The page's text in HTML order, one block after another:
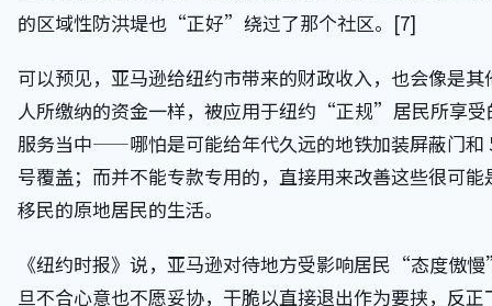
的区域性防洪堤也“正好”绕过了那个社区。[7]
可以预见，亚马逊给纽约市带来的财政收入，也会像是其
人所缴纳的资金一样，被应用于纽约“正规”居民所享受
服务当中——哪怕是可能给年代久远的地铁加装屏蔽门和
号覆盖；而并不能专款专用的，直接用来改善这些很可能
移民的原地居民的生活。
《纽约时报》说，亚马逊对待地方受影响居民“态度傲
旦不合心意也不愿妥协，干脆以直接退出作为要挟，反正